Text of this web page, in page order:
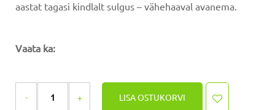
aastat tagasi kindlalt sulgus – vähehaaval avanema.
Vaata ka:
LISA OSTUKORVI